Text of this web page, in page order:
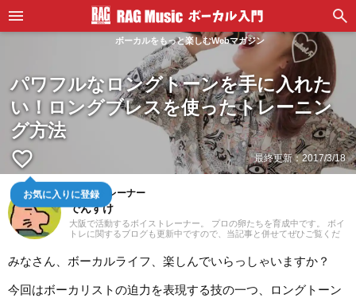
ボーカルをもっと楽しむWebマガジン
パワフルなロングトーンを手に入れた
い！ロングブレスを使ったトレーニン
グ方法
favorite_border
お気に入りに登録
最終更新：2017/3/18
ボイストレーナー
でんすけ
大阪で活動するボイストレーナー。 プロの卵たちを育成中です。 ボイ
トレに関するブログも更新中ですので、当記事と併せてぜひご覧くだ
練習で作ったインストっぽい曲をSoundCloudに載せていったりしてい
るので、ご興味持っていただけると幸いです。 SoundCloud：
みなさん、ボーカルライフ、楽しんでいらっしゃいますか？
今回はボーカリストの迫力を表現する技の一つ、ロングトーン